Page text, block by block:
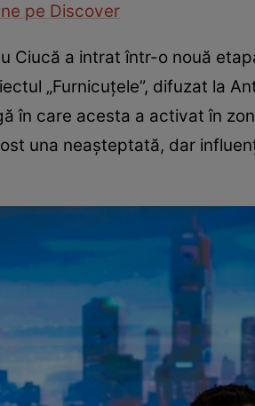
pe Discover
Ciucă a intrat într-o nouă
„Furnicuțele”, difuzat la
în care acesta a activat în
una neașteptată, dar